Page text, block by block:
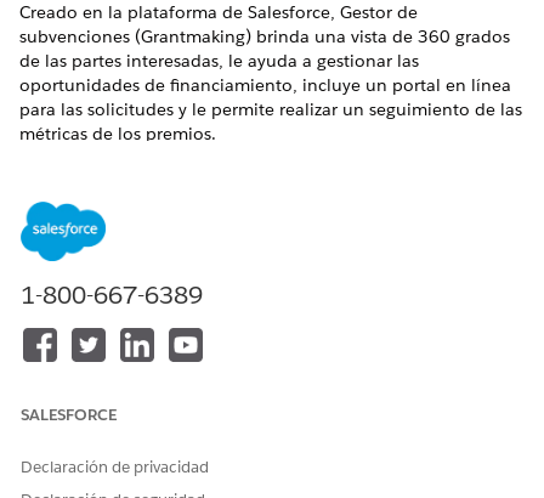
Creado en la plataforma de Salesforce, Gestor de
subvenciones (Grantmaking) brinda una vista de 360 grados
de las partes interesadas, le ayuda a gestionar las
oportunidades de financiamiento, incluye un portal en línea
para las solicitudes y le permite realizar un seguimiento de las
métricas de los premios.
Disponible en: Lightning Experience
Grantmaking y Public Sector.
Introducción al Gestor de subvenciones (Grantmaking)
Amplíe la plataforma Salesforce para implicar a los
completo de las subvenciones con Gestor de
1-800-667-6389
SALESFORCE
Declaración de privacidad